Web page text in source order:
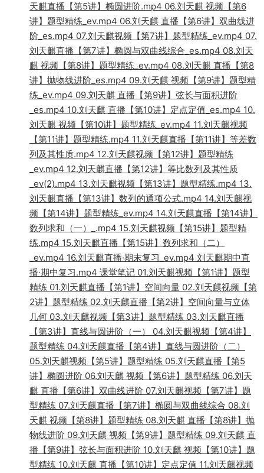
天麒直播【第5讲】椭圆进阶.mp4 06.刘天麒 视频【第6
讲】题型精练_ev.mp4 06.刘天麒 直播【第6讲】双曲线进
阶_es.mp4 07.刘天麒视频【第7讲】题型精练_ev.mp4 07.
刘天麒直播【第7讲】椭圆与双曲线综合_es.mp4 08.刘天
麒 视频【第8讲】题型精练_ev.mp4 08.刘天麒 直播【第8
讲】抛物线进阶_es.mp4 09.刘天麒 视频【第9讲】题型精
练_ev.mp4 09.刘天麒 直播【第9讲】弦长与面积进阶
_es.mp4 10.刘天麒 直播【第10讲】定点定值_es.mp4 10.
刘天麒 视频【第10讲】题型精练_ev.mp4 11.刘天麒视频
【第11讲】题型精练.mp4 11.刘天麒直播【第11讲】等差数
列及其性质.mp4 12.刘天麒视频【第12讲】题型精练
_ev.mp4 12.刘天麒直播【第12讲】等比数列及其性质
_ev(2).mp4 13.刘天麒视频【第13讲】题型精练.mp4 13.
刘天麒直播【第13讲】数列的通项公式.mp4 14.刘天麒视
频【第14讲】题型精练_ev.mp4 14.刘天麒直播【第14讲】
数列求和（一）_.mp4 15.刘天麒视频【第15讲】题型精
练.mp4 15.刘天麒直播【第15讲】数列求和（二）
_ev.mp4 16.刘天麒直播·期末复习_ev.mp4 刘天麒期中直
播·期中复习.mp4 课堂笔记 01.刘天麒视频【第1讲】题型
精练 01.刘天麒直播【第1讲】空间向量 02.刘天麒视频【第
2讲】题型精练 02.刘天麒直播【第2讲】空间向量与立体
几何 03.刘天麒视频【第3讲】题型精练 03.刘天麒直播
【第3讲】直线与圆进阶（一） 04.刘天麒视频【第4讲】
题型精练 04.刘天麒直播【第4讲】直线与圆进阶（二）
05.刘天麒视频【第5讲】题型精练 05.刘天麒直播【第5
讲】椭圆进阶 06.刘天麒 视频【第6讲】题型精练 06.刘天
麒 直播【第6讲】双曲线进阶 07.刘天麒视频【第7讲】题
型精练 07.刘天麒直播【第7讲】椭圆与双曲线综合 08.刘
天麒 视频【第8讲】题型精练 08.刘天麒 直播【第8讲】抛
物线进阶 09.刘天麒 视频【第9讲】题型精练 09.刘天麒 直
播【第9讲】弦长与面积进阶 10.刘天麒 视频【第10讲】题
型精练 10.刘天麒 直播【第10讲】定点定值 11.刘天麒视频